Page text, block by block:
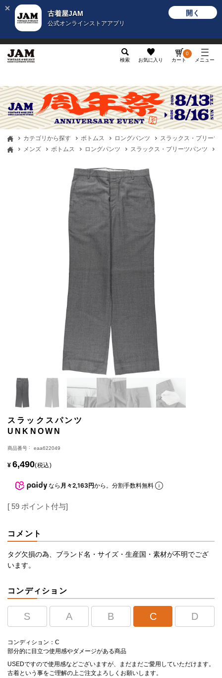
古着屋JAM
公式オンラインストアアプリ
開く
検索 お気に入り カート
0
メニュー
カテゴリから探す ボトムス ロングパンツ
スラックス・プリーツ
メンズ
ボトムス ロングパンツ スラックス・プリーツパンツ
スラックスパンツ
UNKNOWN
商品番号 eaa622049
¥ 6,490 税込
なら 月々2,163円から。分割手数料無料
[ 59 ポイント付与]
コメント
タグ欠損の為、ブランド名・サイズ・生産国・素材が不明でござ
います。
コンディション
S A B C D
コンディション：C
部分的に目立つ使用感やダメージがある商品
USEDですので使用感などございますが、まだまだご愛用していただけます。
古着という事をご理解の上ご注文よろしくお願いします。